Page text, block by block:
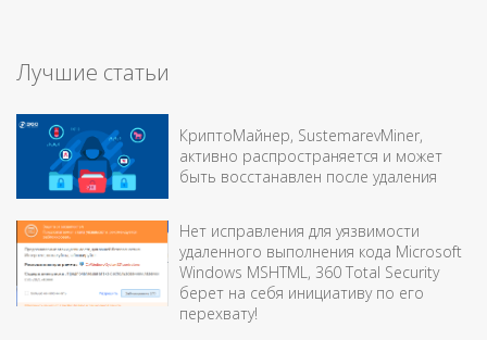
Лучшие статьи
КриптоМайнер, SustemarevMiner,
активно распространяется и может
быть восстанавлен после удаления
Нет исправления для уязвимости
удаленного выполнения кода Microsoft
Windows MSHTML, 360 Total Security
берет на себя инициативу по его
перехвату!